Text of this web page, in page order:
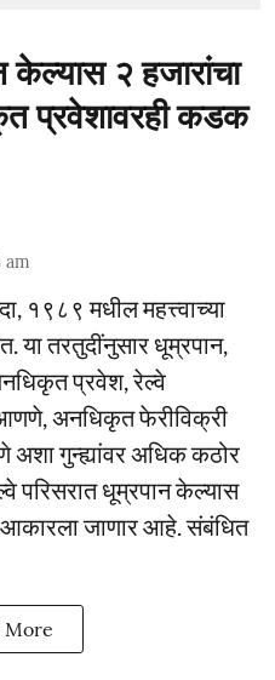
केल्यास २ हजारांचा
प्रवेशावरही कडक
am
१९८९ मधील महत्त्वाच्या
या तरतुदींनुसार धूम्रपान,
प्रवेश, रेल्वे
आणणे, अनधिकृत फेरीविक्री
अशा गुन्ह्यांवर अधिक कठोर
परिसरात धूम्रपान केल्यास
जाणार आहे. संबंधित
More